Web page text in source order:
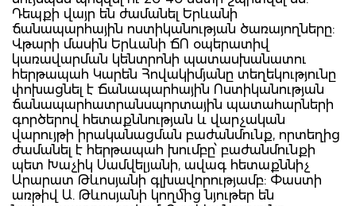
Դեպքի վայր են ժամանել Երևանի
ճանապարհային ոստիկանության ծառայողները:
Վթարի մասին Երևանի ՃՈ օպերատիվ
կառավարման կենտրոնի պատասխանատու
հերթապահ Կարեն Հովակիմյանը տեղեկությունը
փոխացնել է Ճանապարհային Ոստիկանության
ճանապարհատրանսպորտային պատահարների
գործերով հետաքննության և վարչական
վարույթի իրականացման բաժանմունք, որտեղից
ժամանել է հերթապահ խումբը՝ բաժանմունքի
պետ Խաչիկ Սամվելյանի, ավագ հետաքննիչ
Արարատ Թևոսյանի գլխավորությամբ: Փաստի
առթիվ Ա. Թևոսյանի կողմից նյութեր են